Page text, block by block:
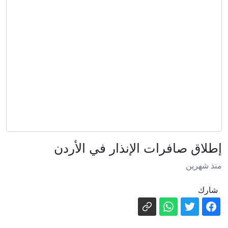
شهباز شريف: اتفاقية مكة للدفاع المشترك
تمثل محطة مفصلية في مسار التعاون
أسعار الغذاء العالمية تصعد لأعلى مستوى
إطلاق صافرات الإنذار في الأردن
منذ شهرين
شارك